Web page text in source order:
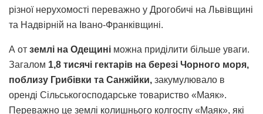
різної нерухомості переважно у Дрогобичі на Львівщині
та Надвірній на Івано-Франківщині.
А от землі на Одещині можна приділити більше уваги.
Загалом 1,8 тисячі гектарів на березі Чорного моря,
поблизу Грибівки та Санжійки, закумулювало в
оренді Сільськогосподарське товариство «Маяк».
Переважно це землі колишнього колгоспу «Маяк», які